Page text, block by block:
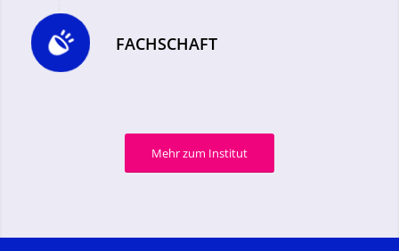
FACHSCHAFT
Mehr zum Institut